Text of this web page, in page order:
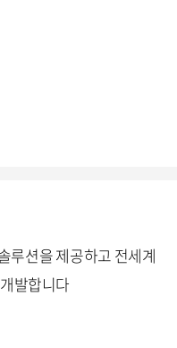
루션을 제공하고 전세계
발합니다